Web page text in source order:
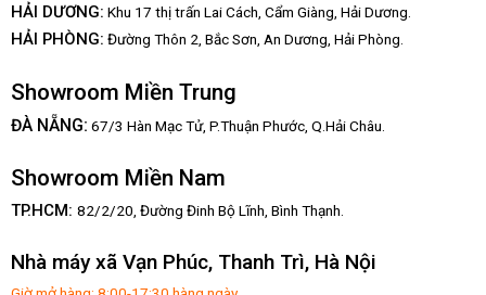
HẢI DƯƠNG: Khu 17 thị trấn Lai Cách, Cẩm Giàng, Hải Dương.
HẢI PHÒNG: Đường Thôn 2, Bắc Sơn, An Dương, Hải Phòng.
Showroom Miền Trung
ĐÀ NẴNG: 67/3 Hàn Mạc Tử, P.Thuận Phước, Q.Hải Châu.
Showroom Miền Nam
TP.HCM: 82/2/20, Đường Đinh Bộ Lĩnh, Bình Thạnh.
Nhà máy xã Vạn Phúc, Thanh Trì, Hà Nội